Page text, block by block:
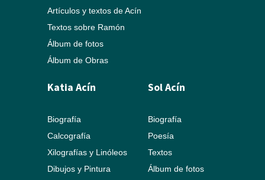
Artículos y textos de Acín
Textos sobre Ramón
Álbum de fotos
Álbum de Obras
Katia Acín
Biografía
Calcografía
Xilografías y Linóleos
Dibujos y Pintura
Sol Acín
Biografía
Poesía
Textos
Álbum de fotos